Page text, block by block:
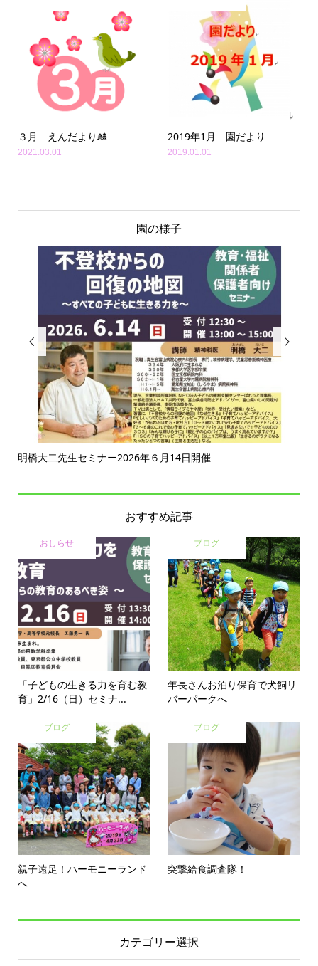
３月 えんだより🎎
2021.03.01
2019年1月 園だより
2019.01.01
園の様子

明橋大二先生セミナー2026年６月14日開催

おすすめ記事
おしらせ
「子どもの生きる力を育む教
育」2/16（日）セミナ...
ブログ
年長さんお泊り保育で犬飼リ
バーパークへ
ブログ
親子遠足！ハーモニーランド
へ
ブログ
突撃給食調査隊！
カテゴリー選択